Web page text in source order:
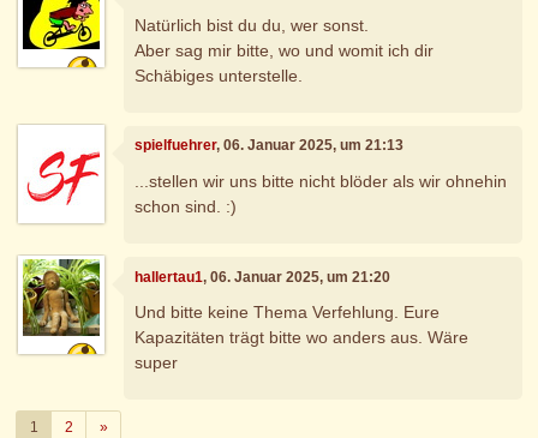
Natürlich bist du du, wer sonst.
Aber sag mir bitte, wo und womit ich dir
Schäbiges unterstelle.
spielfuehrer, 06. Januar 2025, um 21:13
...stellen wir uns bitte nicht blöder als wir ohnehin
schon sind. :)
hallertau1, 06. Januar 2025, um 21:20
Und bitte keine Thema Verfehlung. Eure
Kapazitäten trägt bitte wo anders aus. Wäre
super
1 2 »Weiter